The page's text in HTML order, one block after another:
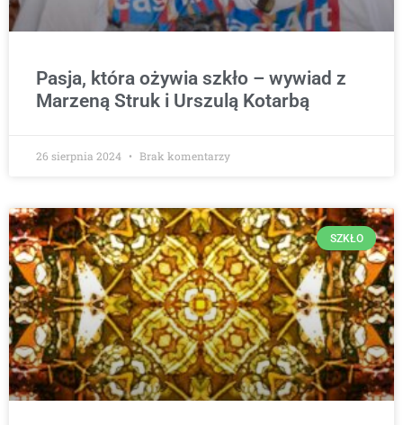
Pasja, która ożywia szkło – wywiad z
Marzeną Struk i Urszulą Kotarbą
26 sierpnia 2024 Brak komentarzy
SZKŁO